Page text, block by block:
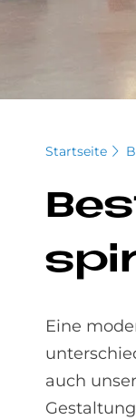
Startseite
Eine
auch